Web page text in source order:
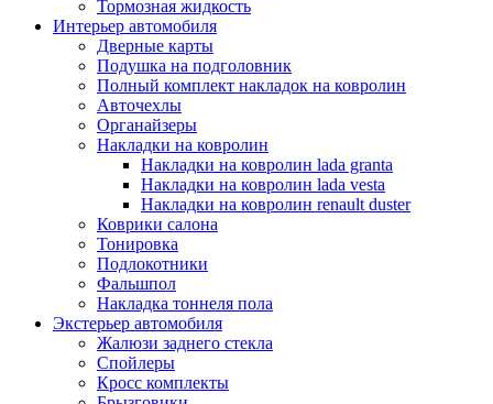
Тормозная жидкость
Интерьер автомобиля
Дверные карты
Подушка на подголовник
Полный комплект накладок на ковролин
Авточехлы
Органайзеры
Накладки на ковролин
Накладки на ковролин lada granta
Накладки на ковролин lada vesta
Накладки на ковролин renault duster
Коврики салона
Тонировка
Подлокотники
Фальшпол
Накладка тоннеля пола
Экстерьер автомобиля
Жалюзи заднего стекла
Спойлеры
Кросс комплекты